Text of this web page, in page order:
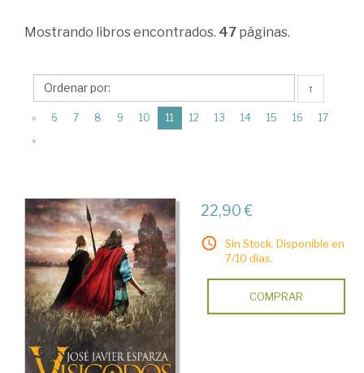
Prehistoria.
Antigua
Mostrando libros encontrados. 47 páginas.
↑
« 6 7 8 9 10 11 (current)
12 13 14 15 16
17
»
22,90 €
Sin Stock. Disponible en
7/10 días.
COMPRAR